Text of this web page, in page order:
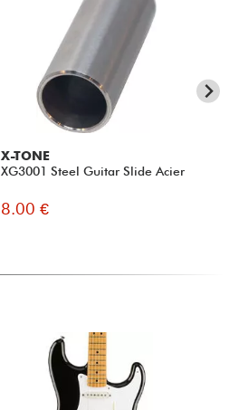
X-TONE
XG3001 Steel Guitar Slide Acier
8.00 €